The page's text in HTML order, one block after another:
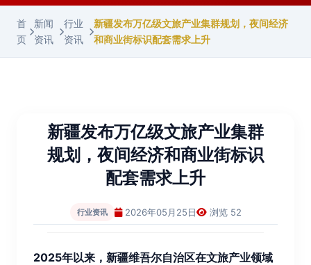
首
页
新闻
资讯
行业
资讯
新疆发布万亿级文旅产业集群规划，夜间经济
和商业街标识配套需求上升
新疆发布万亿级文旅产业集群
规划，夜间经济和商业街标识
配套需求上升
行业资讯 2026年05月25日 浏览 52
2025年以来，新疆维吾尔自治区在文旅产业领域